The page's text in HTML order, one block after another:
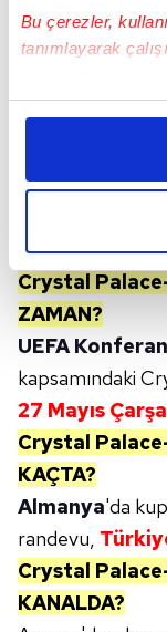
Bu çerezler,
tanımlayarak
Bu çerezlere izin
daha iyi reklam
amacımızın
elimizden gelen
kalemimiz
Her halükârda,
takdirde,
gösterilmeyecektir."
Sizlere daha iyi
Sitemizde
kullanılmaktadır.
verileriniz
toplumu
kullanılmaktadır.
kılınması ve
Crystal
ZAMAN?
UEFA
kapsamındaki
27 Mayıs
Crystal
KAÇTA?
Almanya'da
randevu,
Crystal
KANALDA?